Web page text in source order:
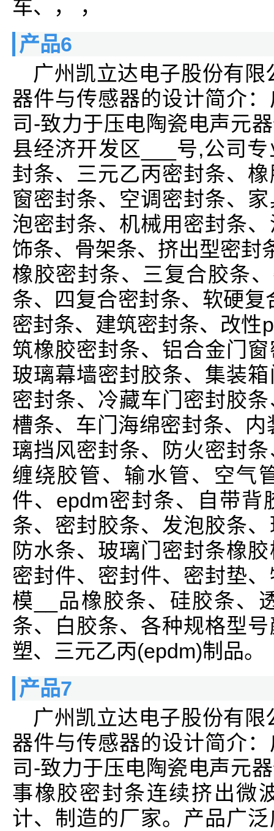
车、， ，
产品6
广州凯立达电子股份有
器件与传感器的设计简介
司-致力于压电陶瓷电声元
县经济开发区___号,公司
封条、三元乙丙密封条、
窗密封条、空调密封条、
泡密封条、机械用密封条
饰条、骨架条、挤出型密封
橡胶密封条、三复合胶条
条、四复合密封条、软硬
密封条、建筑密封条、改性
筑橡胶密封条、铝合金门
玻璃幕墙密封胶条、集装
密封条、冷藏车门密封胶
槽条、车门海绵密封条、
璃挡风密封条、防火密封
缠绕胶管、输水管、空气
件、epdm密封条、自带
条、密封胶条、发泡胶条
防水条、玻璃门密封条橡
密封件、密封件、密封垫
模__品橡胶条、硅胶条、
条、白胶条、各种规格型
塑、三元乙丙(epdm)制品。
产品7
广州凯立达电子股份有
器件与传感器的设计简介
司-致力于压电陶瓷电声元
事橡胶密封条连续挤出微
计、制造的厂家。产品广